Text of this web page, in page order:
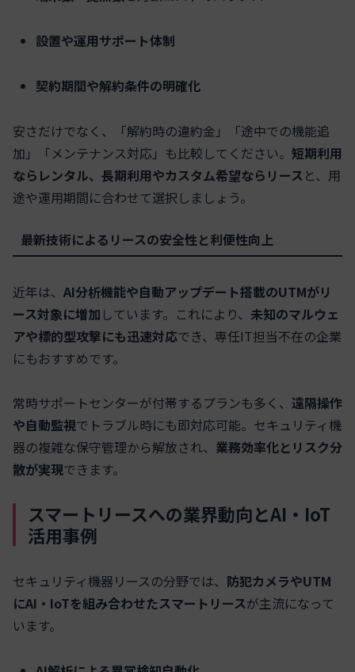
設置や運用サポート体制
契約期間や解約条件の明確化
安さだけでなく、「解約時の違約金」「途中での機能追
加」「メンテナンス対応」も比較してください。 短期利用
ならレンタル、長期利用やカスタム希望ならリースと、用
途や運用期間に合わせて選択しましょう。
最新技術によるリースの安全性と利便性向上
近年は、 AI分析機能や自動アップデート搭載のUTMがリ
ース対象に増加 しています。これにより、 未知のマルウェ
アや標的型攻撃にも迅速対応でき、専任IT担当不在の企業
にもおすすめです。
常時サポートセンターが付帯するプランも多く、 遠隔操作
や自動監視でトラブル時にも即対応可能。セキュリティ機
器の複雑な保守管理から解放され、 業務効率化とリスク分
散が実現できます。
スマートリースへの業界動向とAI・IoT
活用事例
セキュリティ機器リースの分野では、 防犯カメラやUTM
にAI・IoTを組み合わせたスマートリースが主流になって
います。